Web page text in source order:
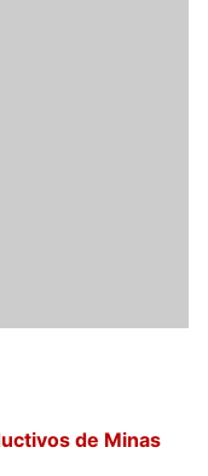
de Minas